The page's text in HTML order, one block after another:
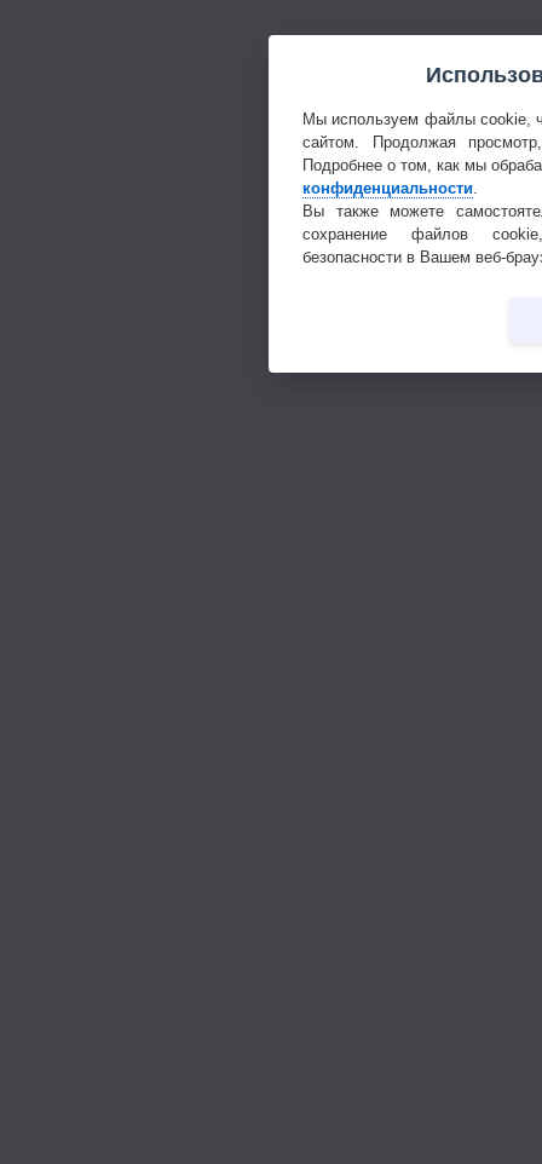
Мы используем файлы cookie,
сайтом. Продолжая
Подробнее о том, как мы
конфиденциальности.
Вы также можете
сохранение файлов
безопасности в Вашем веб-